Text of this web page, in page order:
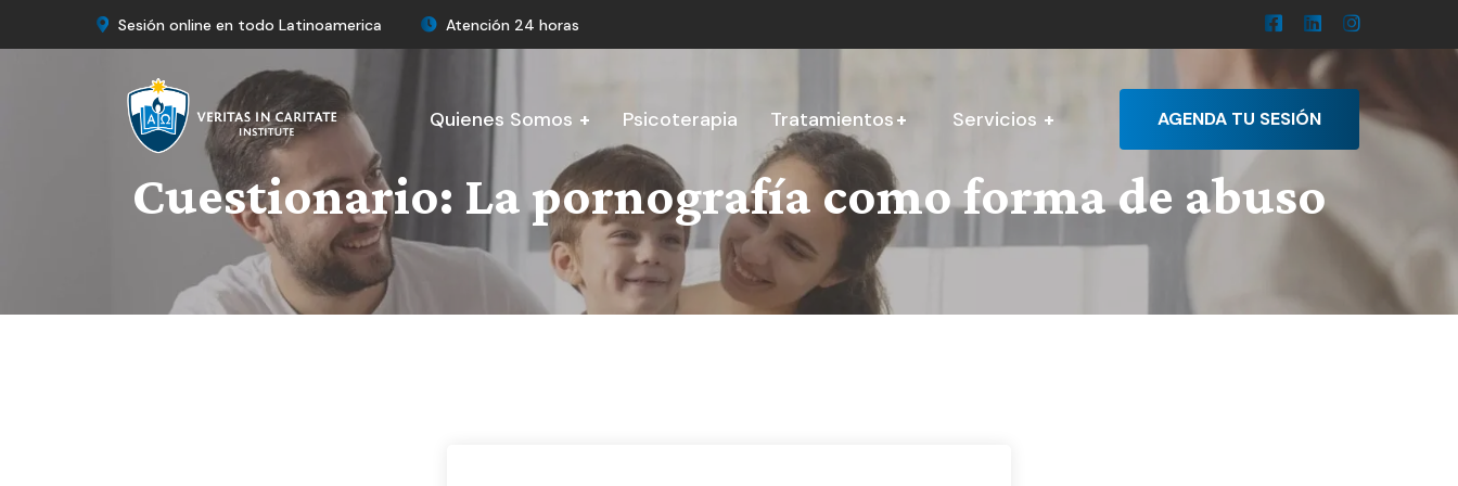
Sesión online en todo Latinoamerica Atención 24 horas
Quienes Somos Psicoterapia Tratamientos Servicios AGENDA TU SESIÓN
Cuestionario: La pornografía como forma de abuso